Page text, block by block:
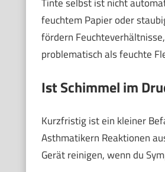
feuchtem Papier oder
fördern
problematisch als feuchte
Ist Schimmel im
Kurzfristig ist ein kleiner
Asthmatikern Reaktionen
Gerät reinigen, wenn du